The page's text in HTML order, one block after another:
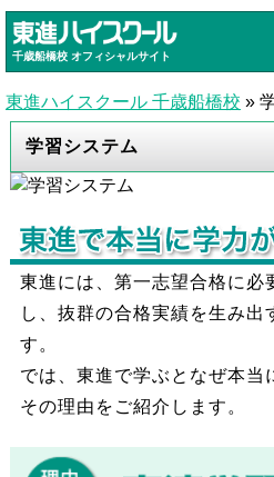
千歳船橋校 オフィシャルサイト
東進ハイスクール 千歳船橋校 »
学習システム
東進には、第一志望合格に必
し、抜群の合格実績を生み出
す。
では、東進で学ぶとなぜ本
その理由をご紹介します。